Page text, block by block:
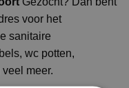
voor het
sanitaire
wc potten,
meer.